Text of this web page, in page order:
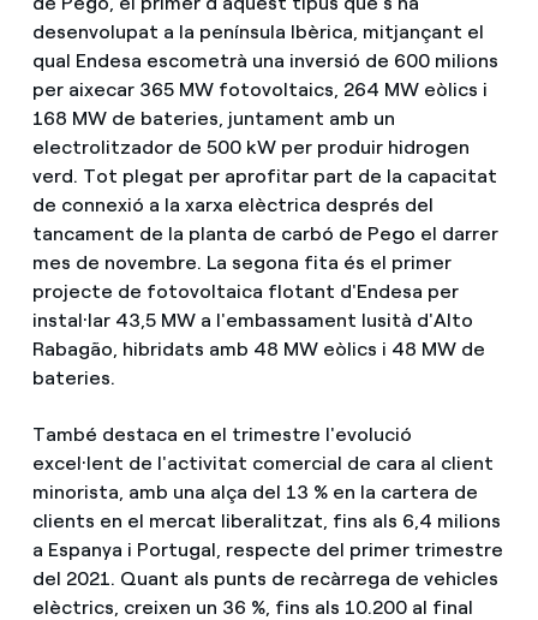
desenvolupat a la península Ibèrica, mitjançant el
qual Endesa escometrà una inversió de 600 milions
per aixecar 365 MW fotovoltaics, 264 MW eòlics i
168 MW de bateries, juntament amb un
electrolitzador de 500 kW per produir hidrogen
verd. Tot plegat per aprofitar part de la capacitat
de connexió a la xarxa elèctrica després del
tancament de la planta de carbó de Pego el darrer
mes de novembre. La segona fita és el primer
projecte de fotovoltaica flotant d'Endesa per
instal·lar 43,5 MW a l'embassament lusità d'Alto
Rabagão, hibridats amb 48 MW eòlics i 48 MW de
bateries.
També destaca en el trimestre l'evolució
excel·lent de l'activitat comercial de cara al client
minorista, amb una alça del 13 % en la cartera de
clients en el mercat liberalitzat, fins als 6,4 milions
a Espanya i Portugal, respecte del primer trimestre
del 2021. Quant als punts de recàrrega de vehicles
elèctrics, creixen un 36 %, fins als 10.200 al final